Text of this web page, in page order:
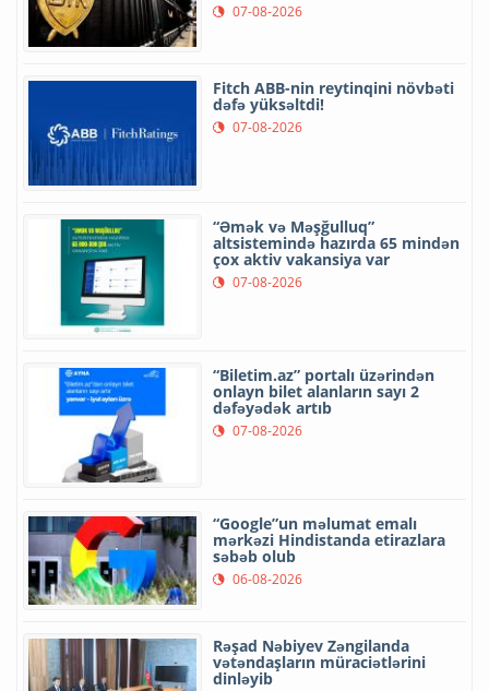
07-08-2026
Fitch ABB-nin reytinqini növbəti
dəfə yüksəltdi!
07-08-2026
“Əmək və Məşğulluq”
altsistemində hazırda 65 mindən
çox aktiv vakansiya var
07-08-2026
“Biletim.az” portalı üzərindən
onlayn bilet alanların sayı 2
dəfəyədək artıb
07-08-2026
“Google”un məlumat emalı
mərkəzi Hindistanda etirazlara
səbəb olub
06-08-2026
Rəşad Nəbiyev Zəngilanda
vətəndaşların müraciətlərini
dinləyib